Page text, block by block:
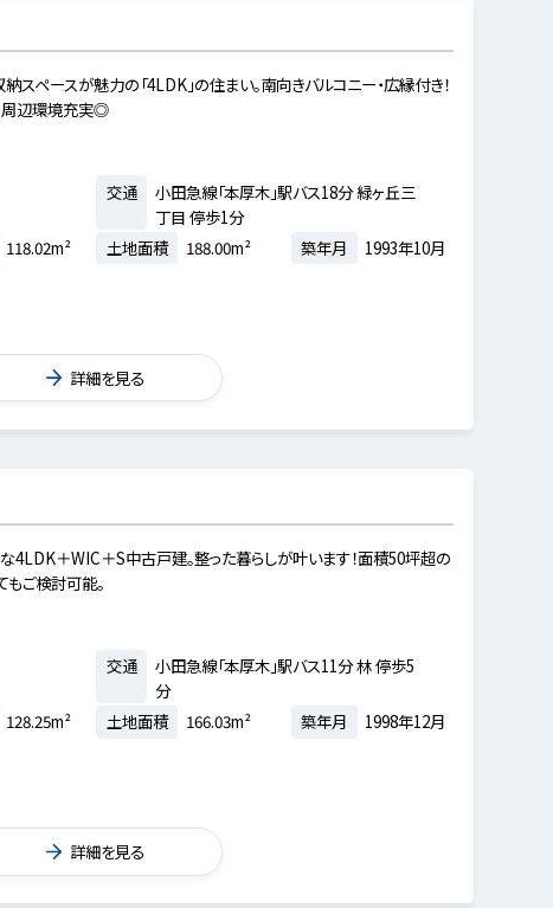
スペースが魅力の「4LDK」の住まい。南向きバルコニー・広縁付き！
周辺環境充実◎
交通
小田急線「本厚木」駅バス18分 緑ヶ丘三
丁目 停歩1分
118.02m² 土地面積 188.00m² 築年月 1993年10月
詳細を見る
4LDK＋WIC＋S中古戸建。整った暮らしが叶います！面積50坪超の
ご検討可能。
交通
小田急線「本厚木」駅バス11分 林 停歩5
分
128.25m² 土地面積 166.03m² 築年月 1998年12月
詳細を見る